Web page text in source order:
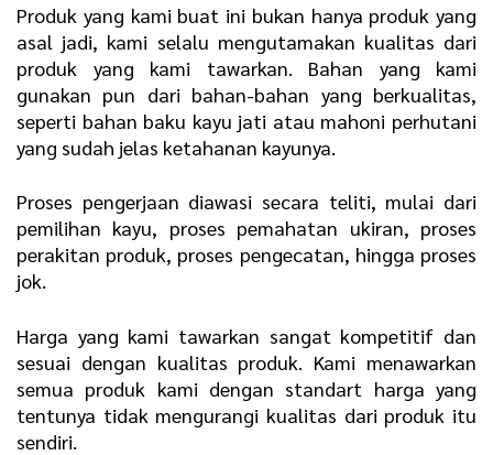
Produk yang kami buat ini bukan hanya produk yang
asal jadi, kami selalu mengutamakan kualitas dari
produk yang kami tawarkan. Bahan yang kami
gunakan pun dari bahan-bahan yang berkualitas,
seperti bahan baku kayu jati atau mahoni perhutani
yang sudah jelas ketahanan kayunya.
Proses pengerjaan diawasi secara teliti, mulai dari
pemilihan kayu, proses pemahatan ukiran, proses
perakitan produk, proses pengecatan, hingga proses
jok.
Harga yang kami tawarkan sangat kompetitif dan
sesuai dengan kualitas produk. Kami menawarkan
semua produk kami dengan standart harga yang
tentunya tidak mengurangi kualitas dari produk itu
sendiri.